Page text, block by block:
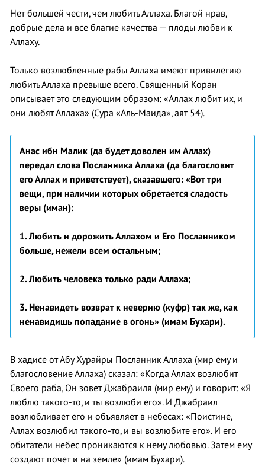
Нет большей чести, чем любить Аллаха. Благой нрав,
добрые дела и все благие качества — плоды любви к
Аллаху.
Только возлюбленные рабы Аллаха имеют привилегию
любить Аллаха превыше всего. Священный Коран
описывает это следующим образом: «Аллах любит их, и
они любят Аллаха» (Сура «Аль-Маида», аят 54).
Анас ибн Малик (да будет доволен им Аллах)
передал слова Посланника Аллаха (да благословит
его Аллах и приветствует), сказавшего: «Вот три
вещи, при наличии которых обретается сладость
веры (иман):
1. Любить и дорожить Аллахом и Его Посланником
больше, нежели всем остальным;
2. Любить человека только ради Аллаха;
3. Ненавидеть возврат к неверию (куфр) так же, как
ненавидишь попадание в огонь» (имам Бухари).
В хадисе от Абу Хурайры Посланник Аллаха (мир ему и
благословение Аллаха) сказал: «Когда Аллах возлюбит
Своего раба, Он зовет Джабраиля (мир ему) и говорит: «Я
люблю такого-то, и ты возлюби его». И Джабраил
возлюбливает его и объявляет в небесах: «Поистине,
Аллах возлюбил такого-то, и вы возлюбите его». И его
обитатели небес проникаются к нему любовью. Затем ему
создают почет и на земле» (имам Бухари).